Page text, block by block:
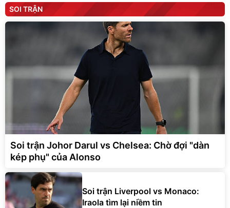
SOI TRẬN
Soi trận Johor Darul vs Chelsea: Chờ đợi "dàn
kép phụ" của Alonso
Soi trận Liverpool vs Monaco:
Iraola tìm lại niềm tin